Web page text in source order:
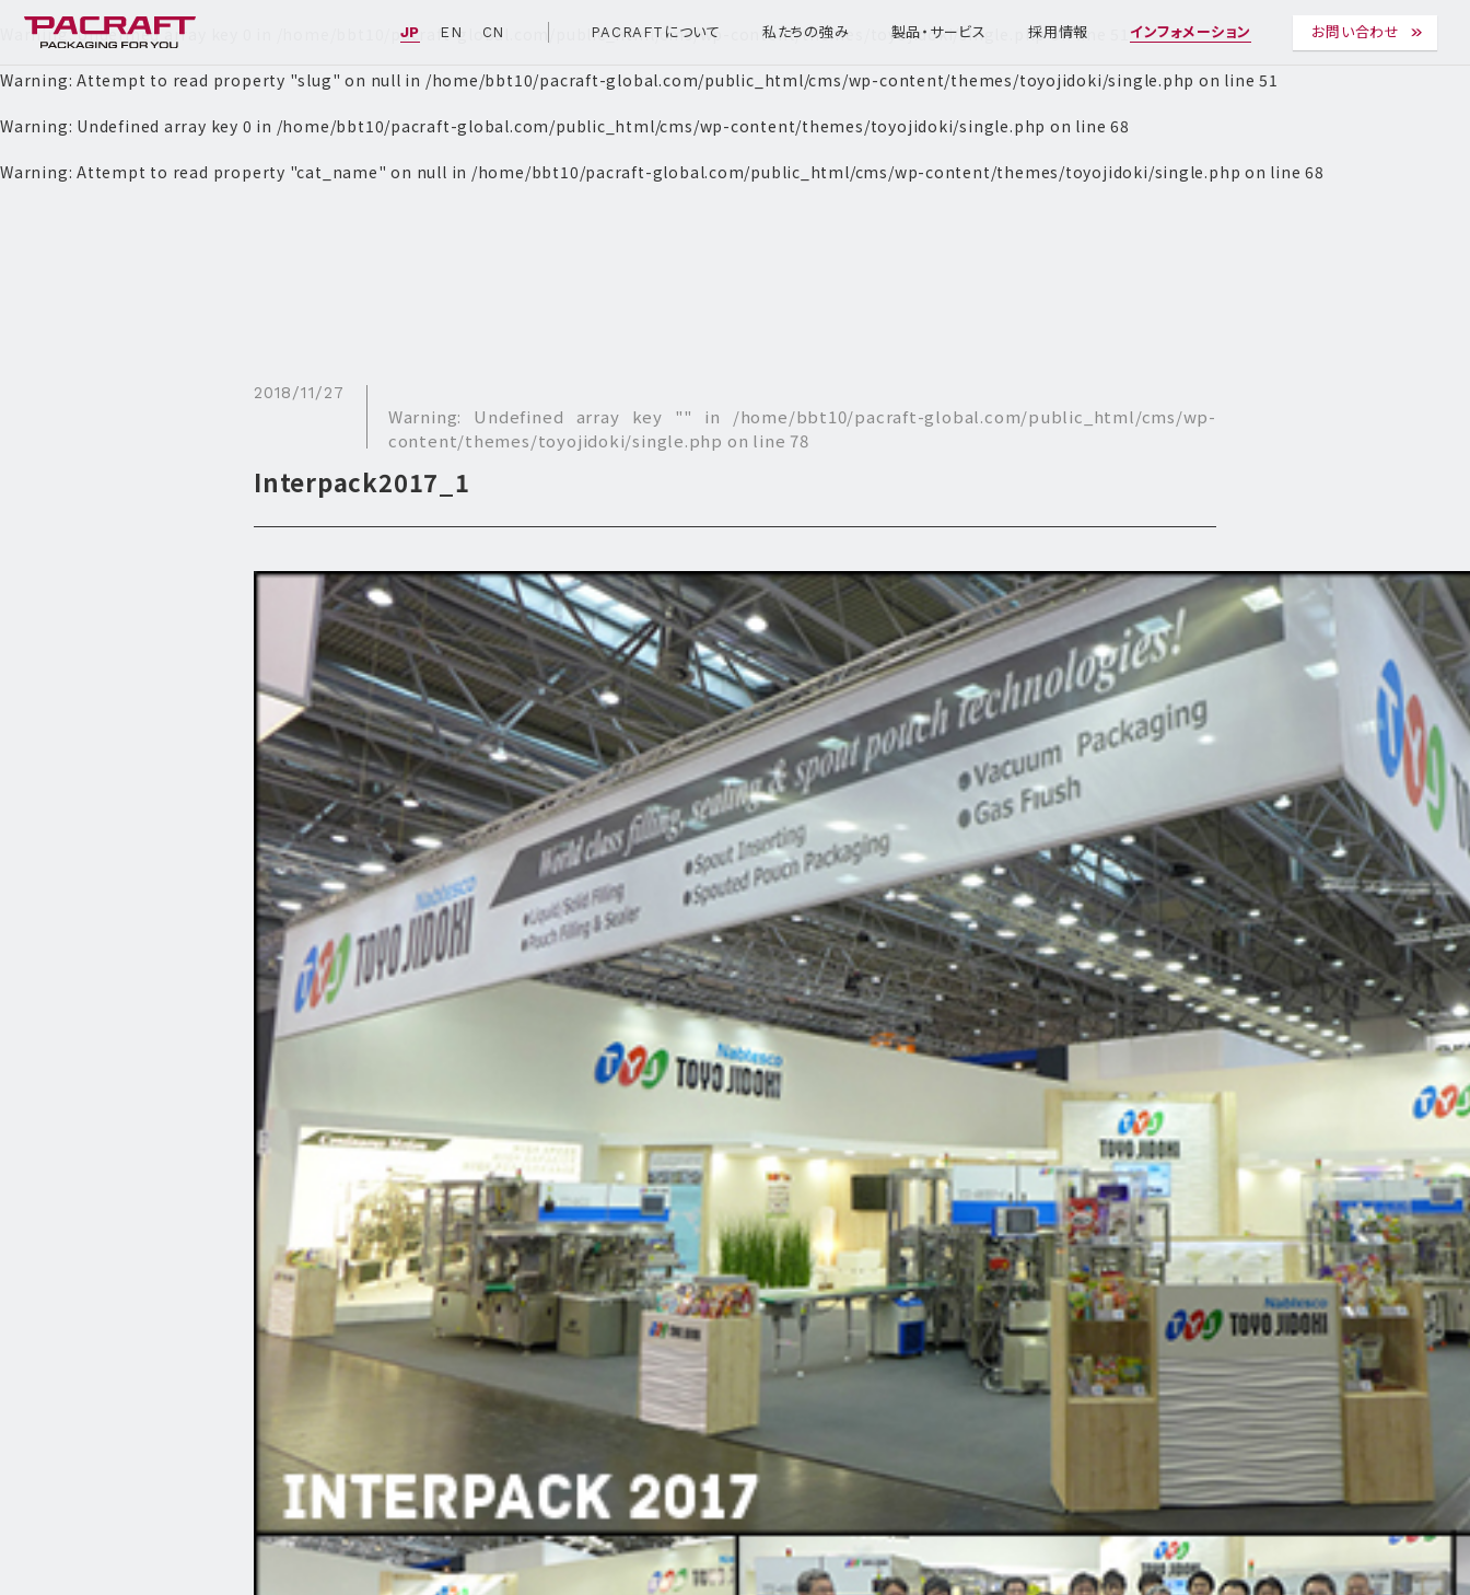
JP EN CN PACRAFTについて 私たちの強み 製品・サービス 採用情報 インフォメーション お問い合わせ
Warning: Undefined array key 0 in /home/bbt10/pacraft-global.com/public_html/cms/wp-content/themes/toyojidoki/single.phpon line
Warning: Attempt to read property "slug" on null in /home/bbt10/pacraft-global.com/public_html/cms/wp-content/themes/toyojidoki/single.php on line51
Warning: Undefined array key 0 in /home/bbt10/pacraft-global.com/public_html/cms/wp-content/themes/toyojidoki/single.php on line68
Warning: Attempt to read property "cat_name" on null in /home/bbt10/pacraft-global.com/public_html/cms/wp-content/themes/toyojidoki/single.php on line68
2018/11/27
Warning: Undefined array key "" in /home/bbt10/pacraft-global.com/public_html/cms/wp-
content/themes/toyojidoki/single.php on line 78
Interpack2017_1